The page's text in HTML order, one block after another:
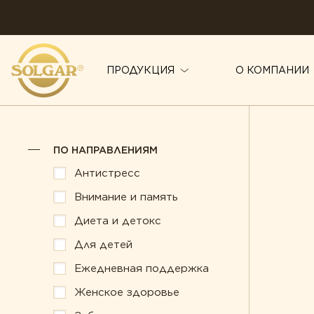
ПРОДУКЦИЯ
Внимание и память
Диета и детокс
Для детей
Ежедневная поддержка
Женское здоровье
Поддержка
О КОМПАНИИ
ПО НАПРАВЛЕНИЯМ
Антистресс
Внимание и память
Диета и детокс
Для детей
Ежедневная поддержка
Женское здоровье